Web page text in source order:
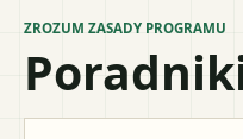
ZROZUM ZASADY PROGRAMU